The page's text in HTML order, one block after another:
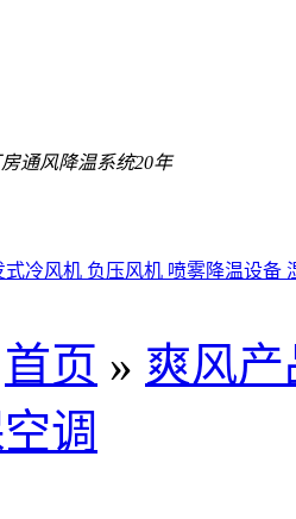
通风降温系统20年
式冷风机 负压风机 喷雾降温设备
首页 » 爽风
调